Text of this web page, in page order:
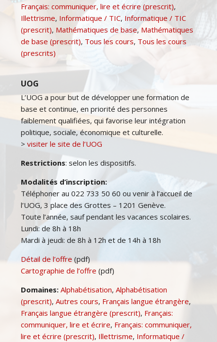
Français: communiquer, lire et écrire (prescrit),
Illettrisme, Informatique / TIC, Informatique / TIC
(prescrit), Mathématiques de base,Mathématiques
de base (prescrit), Tous les cours, Tous les cours
(prescrits)
UOG
L’UOG a pour but de développer une formation de
base et continue, en priorité des personnes
faiblement qualifiées, qui favorise leur intégration
politique, sociale, économique et culturelle.
> visiter le site de l’UOG
Restrictions: selon les dispositifs.
Modalités d’inscription:
Téléphoner au 022 733 50 60 ou venir à l’accueil de
l’UOG, 3 place des Grottes – 1201 Genève.
Toute l’année, sauf pendant les vacances scolaires.
Lundi: de 8h à 18h
Mardi à jeudi: de 8h à 12h et de 14h à 18h
Détail de l’offre (pdf)
Cartographie de l’offre (pdf)
Domaines: Alphabétisation, Alphabétisation
(prescrit), Autres cours, Français langue étrangère,
Français langue étrangère (prescrit), Français:
communiquer, lire et écrire, Français: communiquer,
lire et écrire (prescrit), Illettrisme, Informatique /